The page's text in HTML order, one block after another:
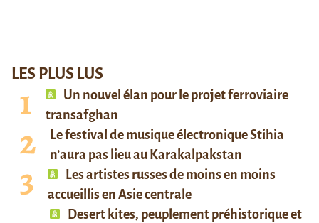
LES PLUS LUS
Un nouvel élan pour le projet ferroviaire
transafghan
Le festival de musique électronique Stihia
n’aura pas lieu au Karakalpakstan
Les artistes russes de moins en moins
accueillis en Asie centrale
Desert kites, peuplement préhistorique et